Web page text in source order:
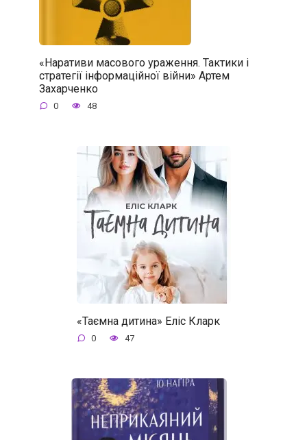
«Наративи масового ураження. Тактики і
стратегії інформаційної війни» Артем
Захарченко
0 48
«Таємна дитина» Еліс Кларк
0 47